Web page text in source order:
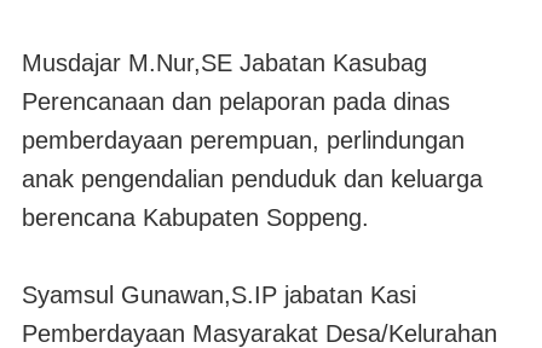
Musdajar M.Nur,SE Jabatan Kasubag
Perencanaan dan pelaporan pada dinas
pemberdayaan perempuan, perlindungan
anak pengendalian penduduk dan keluarga
berencana Kabupaten Soppeng.
Syamsul Gunawan,S.IP jabatan Kasi
Pemberdayaan Masyarakat Desa/Kelurahan